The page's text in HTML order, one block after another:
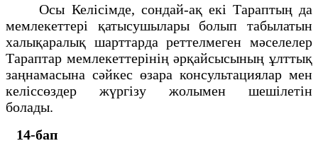
Осы Келісімде, сондай-ақ екі Тараптың да
мемлекеттері қатысушылары болып табылатын
халықаралық шарттарда реттелмеген мәселелер
Тараптар мемлекеттерінің әрқайсысының ұлттық
заңнамасына сәйкес өзара консультациялар мен
келіссөздер жүргізу жолымен шешілетін
болады.
14-бап